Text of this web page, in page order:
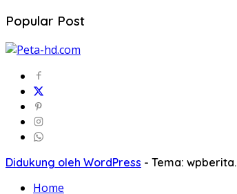
Popular Post
Didukung oleh WordPress - Tema: wpberita.
Home